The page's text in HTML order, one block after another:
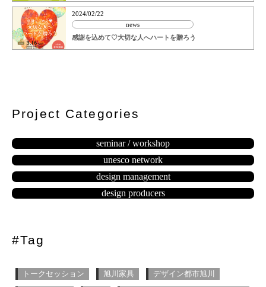
2024/02/22
news
感謝を込めて♡大切な人へハートを贈ろう
Project Categories
seminar / workshop
unesco network
design management
design producers
#Tag
トークセッション 旭川家具 デザイン都市旭川